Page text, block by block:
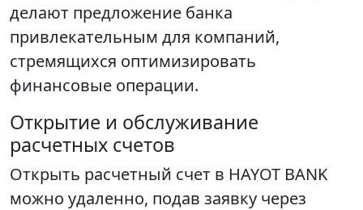
делают предложение банка
привлекательным для компаний,
стремящихся оптимизировать
финансовые операции.
Открытие и обслуживание
расчетных счетов
Открыть расчетный счет в HAYOT BANK
можно удаленно, подав заявку через